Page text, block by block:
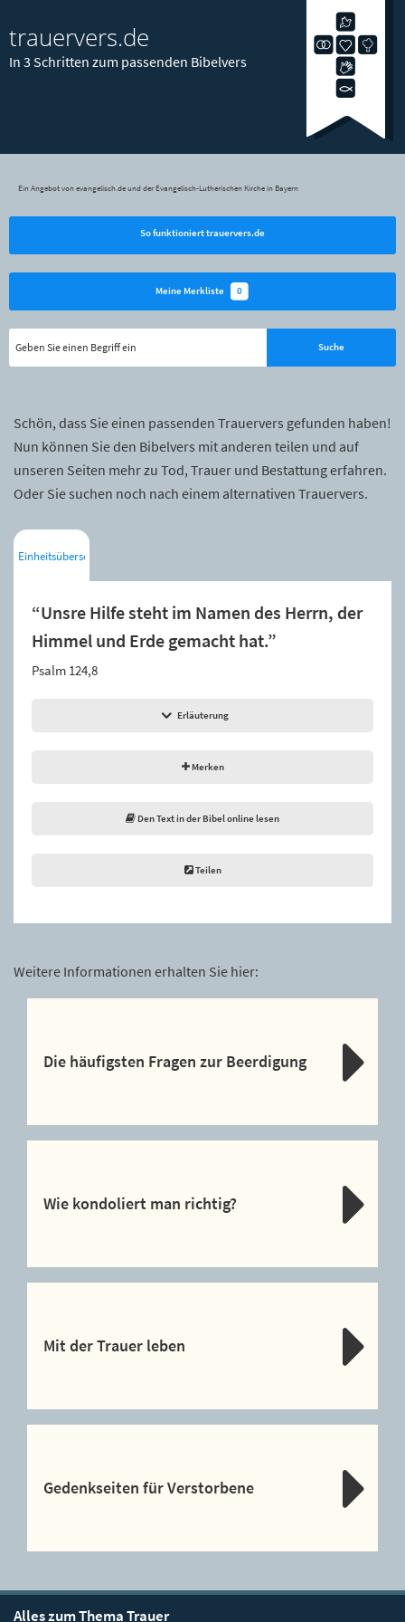
trauervers.de
In 3 Schritten zum passenden Bibelvers
Ein Angebot von evangelisch.de und der Evangelisch-Lutherischen Kirche in Bayern
So funktioniert trauervers.de
Meine Merkliste 0
Schön, dass Sie einen passenden Trauervers gefunden haben!
Nun können Sie den Bibelvers mit anderen teilen und auf
unseren Seiten mehr zu Tod, Trauer und Bestattung erfahren.
Oder Sie suchen noch nach einem alternativen Trauervers.
Einheitsübersetzung
“Unsre Hilfe steht im Namen des Herrn, der
Himmel und Erde gemacht hat.”
Psalm 124,8
Erläuterung
Merken
Den Text in der Bibel online lesen
Teilen
Weitere Informationen erhalten Sie hier:
Die häufigsten Fragen zur Beerdigung
Wie kondoliert man richtig?
Mit der Trauer leben
Gedenkseiten für Verstorbene
Alles zum Thema Trauer